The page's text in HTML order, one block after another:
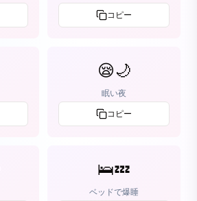
コピー
😪🌙
眠い夜
コピー
🛌💤
ベッドで爆睡